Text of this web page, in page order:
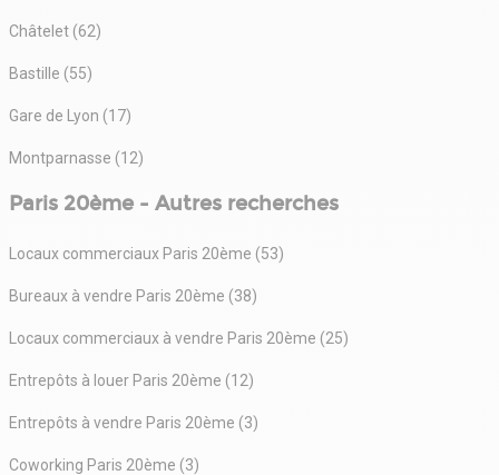
Châtelet (62)
Bastille (55)
Gare de Lyon (17)
Montparnasse (12)
Paris 20ème - Autres recherches
Locaux commerciaux Paris 20ème (53)
Bureaux à vendre Paris 20ème (38)
Locaux commerciaux à vendre Paris 20ème (25)
Entrepôts à louer Paris 20ème (12)
Entrepôts à vendre Paris 20ème (3)
Coworking Paris 20ème (3)